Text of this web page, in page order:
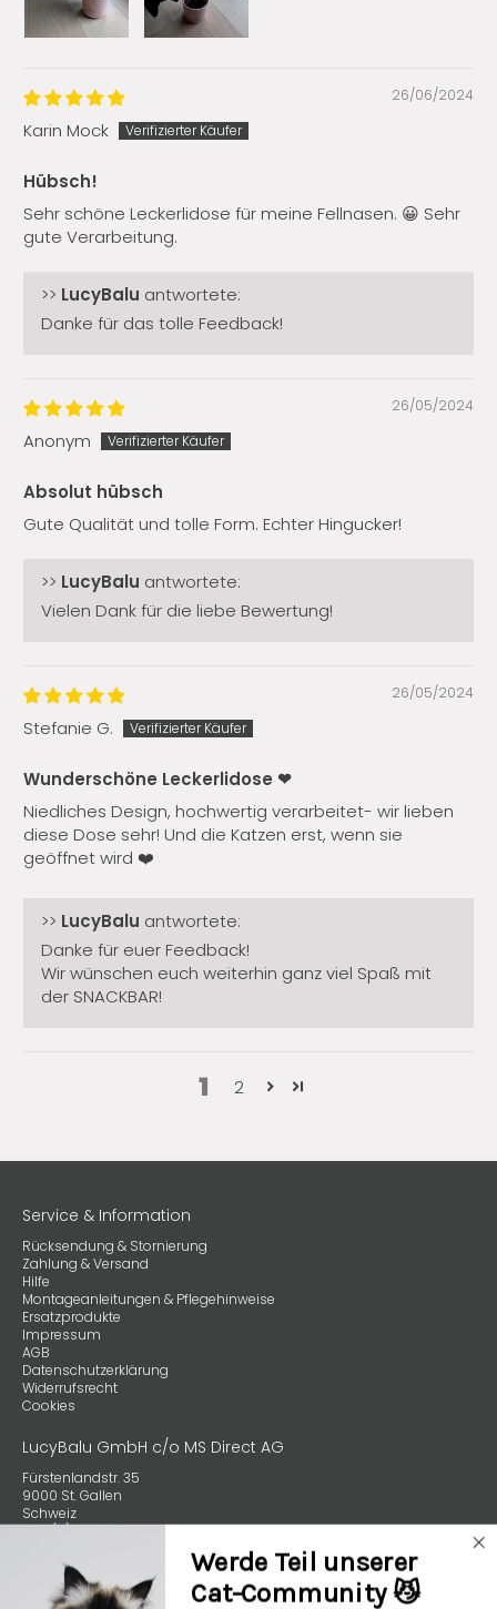
26/06/2024
Karin Mock
Hübsch!
Sehr schöne Leckerlidose für meine Fellnasen. 😀 Sehr
gute Verarbeitung.
>> LucyBalu antwortete:
Danke für das tolle Feedback!
26/05/2024
Anonym
Absolut hübsch
Gute Qualität und tolle Form. Echter Hingucker!
>> LucyBalu antwortete:
Vielen Dank für die liebe Bewertung!
26/05/2024
Stefanie G.
Wunderschöne Leckerlidose ❤︎︎
Niedliches Design, hochwertig verarbeitet- wir lieben
diese Dose sehr! Und die Katzen erst, wenn sie
geöffnet wird ❤️
>> LucyBalu antwortete:
Danke für euer Feedback!
Wir wünschen euch weiterhin ganz viel Spaß mit
der SNACKBAR!
1 2
Service & Information
Rücksendung & Stornierung
Zahlung & Versand
Hilfe
Montageanleitungen & Pflegehinweise
Ersatzprodukte
Impressum
AGB
Datenschutzerklärung
Widerrufsrecht
Cookies
LucyBalu GmbH c/o MS Direct AG
Fürstenlandstr. 35
9000 St. Gallen
Schweiz
+49 (0) 89 4132 59970
Werde Teil unserer
Cat-Community 😼